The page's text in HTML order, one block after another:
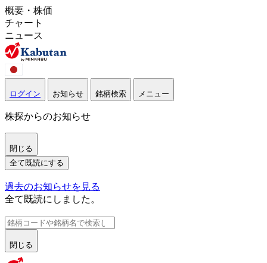
概要・株価
チャート
ニュース
ログイン お知らせ 銘柄検索 メニュー
株探からのお知らせ
閉じる
全て既読にする
過去のお知らせを見る
全て既読にしました。
閉じる